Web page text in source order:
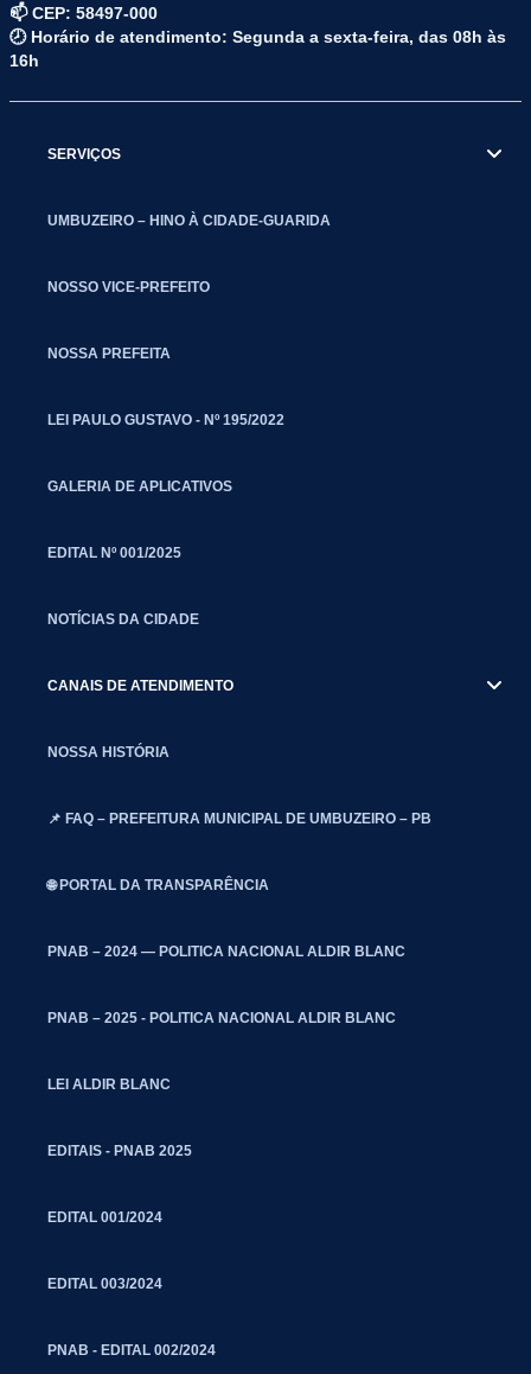
📫 CEP: 58497-000
🕗 Horário de atendimento: Segunda a sexta-feira, das 08h às
16h
SERVIÇOS
UMBUZEIRO – HINO À CIDADE-GUARIDA
NOSSO VICE-PREFEITO
NOSSA PREFEITA
LEI PAULO GUSTAVO - Nº 195/2022
GALERIA DE APLICATIVOS
EDITAL Nº 001/2025
NOTÍCIAS DA CIDADE
CANAIS DE ATENDIMENTO
NOSSA HISTÓRIA
📌 FAQ – PREFEITURA MUNICIPAL DE UMBUZEIRO – PB
🌐 PORTAL DA TRANSPARÊNCIA
PNAB – 2024 — POLITICA NACIONAL ALDIR BLANC
PNAB – 2025 - POLITICA NACIONAL ALDIR BLANC
LEI ALDIR BLANC
EDITAIS - PNAB 2025
EDITAL 001/2024
EDITAL 003/2024
PNAB - EDITAL 002/2024